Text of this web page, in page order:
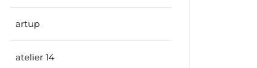
artup
atelier 14